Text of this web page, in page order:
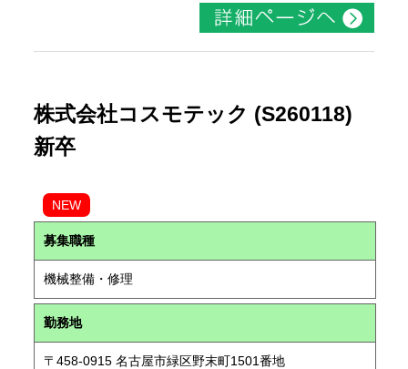
株式会社コスモテック (S260118)
新卒
NEW
募集職種
機械整備・修理
勤務地
〒458-0915 名古屋市緑区野末町1501番地